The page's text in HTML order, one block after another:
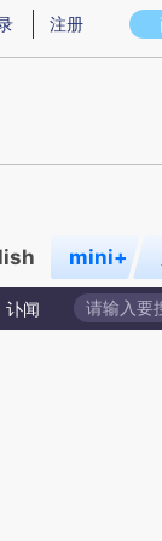
图存在偏差。不代
注册
mini+
讣闻